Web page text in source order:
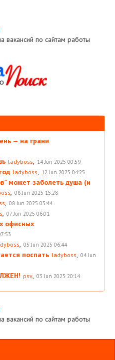
вакансий по сайтам работы
— на грани
ladyboss 14 Jun 2025 00:59
ladyboss 12 Jun 2025 04:25
может заболеть душа (и
08 Jun 2025 15:28
08 Jun 2025 03:44
07 Jun 2025 06:01
офисных
05 Jun 2025 06:44
поспать ladyboss
04 Jun
psv 03 Jun 2025 20:14
вакансий по сайтам работы